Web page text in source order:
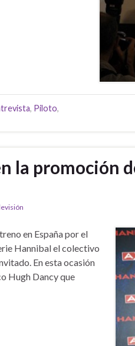
, Piloto,
la promoción
en España por el
Hannibal el colectivo
En esta ocasión
Hugh Dancy que